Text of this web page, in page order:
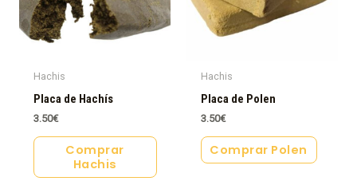
Hachis
Placa de Hachís
3.50€
Comprar
Hachis
Hachis
Placa de Polen
3.50€
Comprar Polen